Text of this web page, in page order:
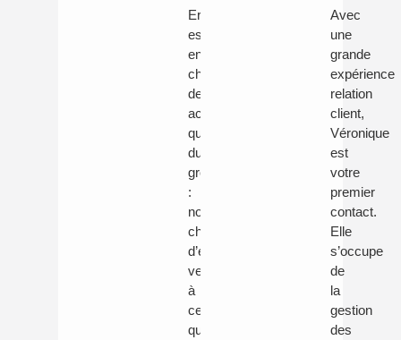
Ernesto
est
en
charge
des
activités
quotidiennes
du
groupe
:
notre
chef
d’équipe
veille
à
ce
que
Avec
une
grande
expérience
relation
client,
Véronique
est
votre
premier
contact.
Elle
s’occupe
de
la
gestion
des